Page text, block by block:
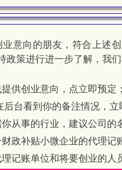
业意向的朋友，符合上述
政策进行进一步了解，我
提供创业意向，点立即预
后台看到你的备注情况，
你从事的行业，建议公司
财政补贴小微企业的代理
理记账单位和将要创业的